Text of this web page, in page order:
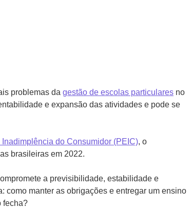
problemas da gestão de escolas particulares no
e expansão das atividades e pode se
do Consumidor (PEIC), o
brasileiras em 2022.
a previsibilidade, estabilidade e
como manter as obrigações e entregar um ensino
fecha?